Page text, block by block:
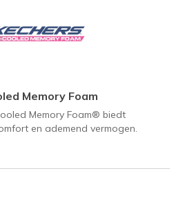
Memory Foam
Memory Foam® biedt
en ademend vermogen.